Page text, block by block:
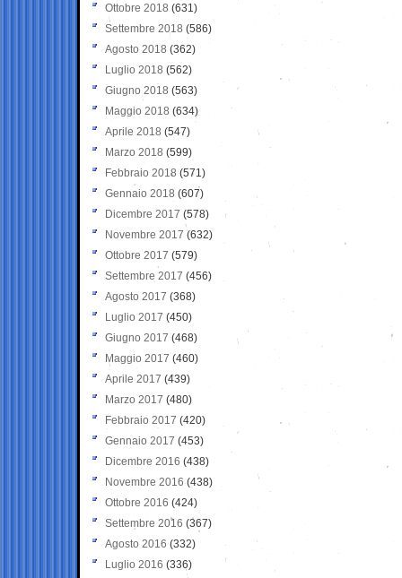
Ottobre 2018 (631)
Settembre 2018 (586)
Agosto 2018 (362)
Luglio 2018 (562)
Giugno 2018 (563)
Maggio 2018 (634)
Aprile 2018 (547)
Marzo 2018 (599)
Febbraio 2018 (571)
Gennaio 2018 (607)
Dicembre 2017 (578)
Novembre 2017 (632)
Ottobre 2017 (579)
Settembre 2017 (456)
Agosto 2017 (368)
Luglio 2017 (450)
Giugno 2017 (468)
Maggio 2017 (460)
Aprile 2017 (439)
Marzo 2017 (480)
Febbraio 2017 (420)
Gennaio 2017 (453)
Dicembre 2016 (438)
Novembre 2016 (438)
Ottobre 2016 (424)
Settembre 2016 (367)
Agosto 2016 (332)
Luglio 2016 (336)